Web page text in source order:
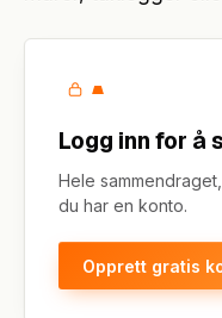
Logg inn for å
Hele
du har en konto.
Opprett gratis